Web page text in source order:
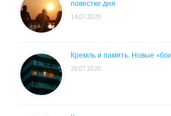
повестке дня
14.07.2020
Кремль и память. Новые
20.07.2020